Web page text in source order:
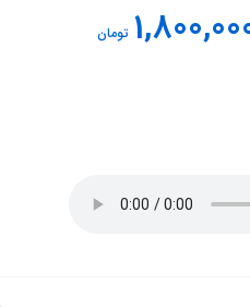
تومان